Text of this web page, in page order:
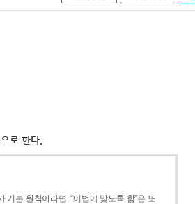
로 한다.
기본 원칙이라면, “어법에 맞도록 함”은 또